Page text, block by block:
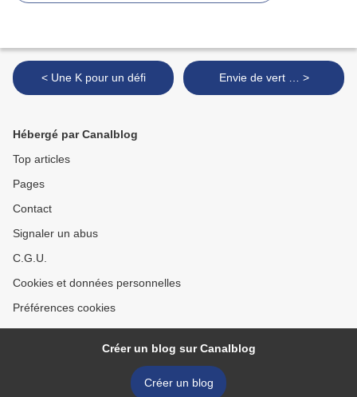
< Une K pour un défi Envie de vert … >
Hébergé par Canalblog
Top articles
Pages
Contact
Signaler un abus
C.G.U.
Cookies et données personnelles
Préférences cookies
Créer un blog sur Canalblog
Créer un blog